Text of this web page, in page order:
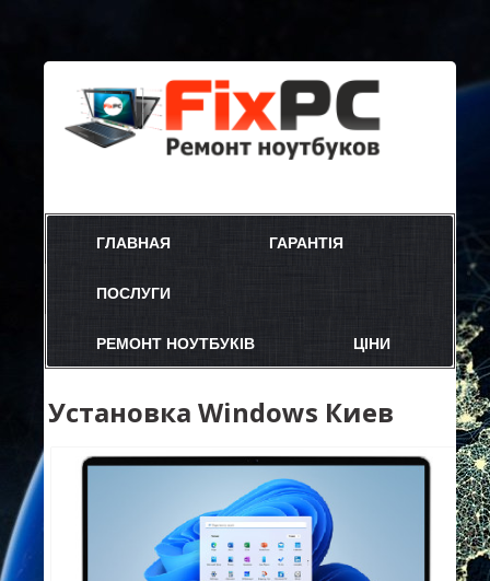
ГЛАВНАЯ ГАРАНТІЯ
ПОСЛУГИ
РЕМОНТ НОУТБУКІВ ЦІНИ
Установка Windows Киев